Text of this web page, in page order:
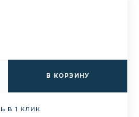
В КОРЗИНУ
В 1 КЛИК